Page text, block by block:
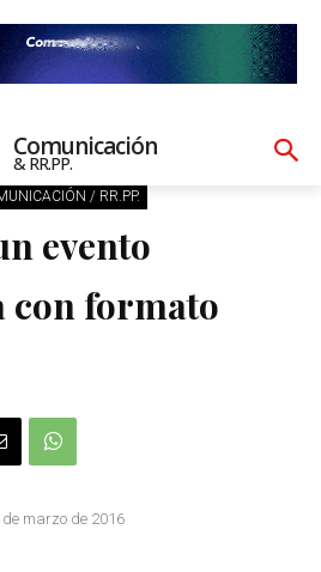
Comunicación
& RR.PP.
/ RR.PP.
evento
formato
de marzo de 2016